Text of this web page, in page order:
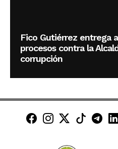
Fico Gutiérrez entrega
procesos contra la
corrupción
Minuto30 en
Minuto30 en
Minuto30